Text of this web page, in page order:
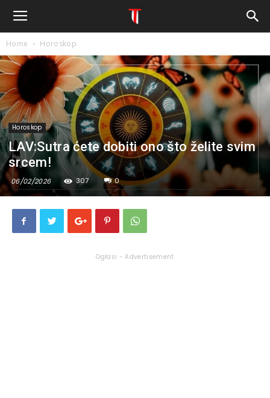
Home Horoskop
Horoskop
LAV:Sutra ćete dobiti ono što želite svim
srcem!
06/02/2026 307 0
Oglasi - Advertisement